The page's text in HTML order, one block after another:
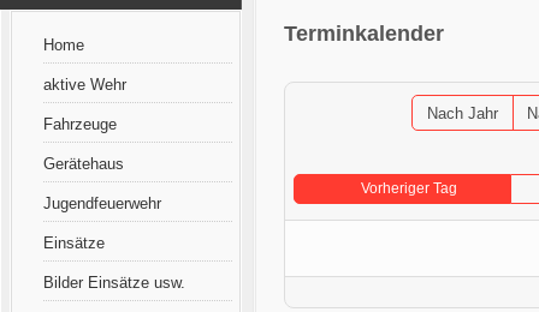
Home
aktive Wehr
Fahrzeuge
Gerätehaus
Jugendfeuerwehr
Einsätze
Bilder Einsätze usw.
Terminkalender
Nach Jahr
Vorheriger Tag